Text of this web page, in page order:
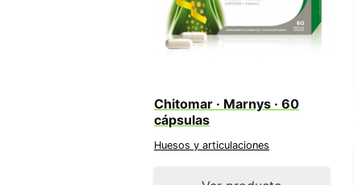
Chitomar · Marnys · 60
cápsulas
Huesos y articulaciones